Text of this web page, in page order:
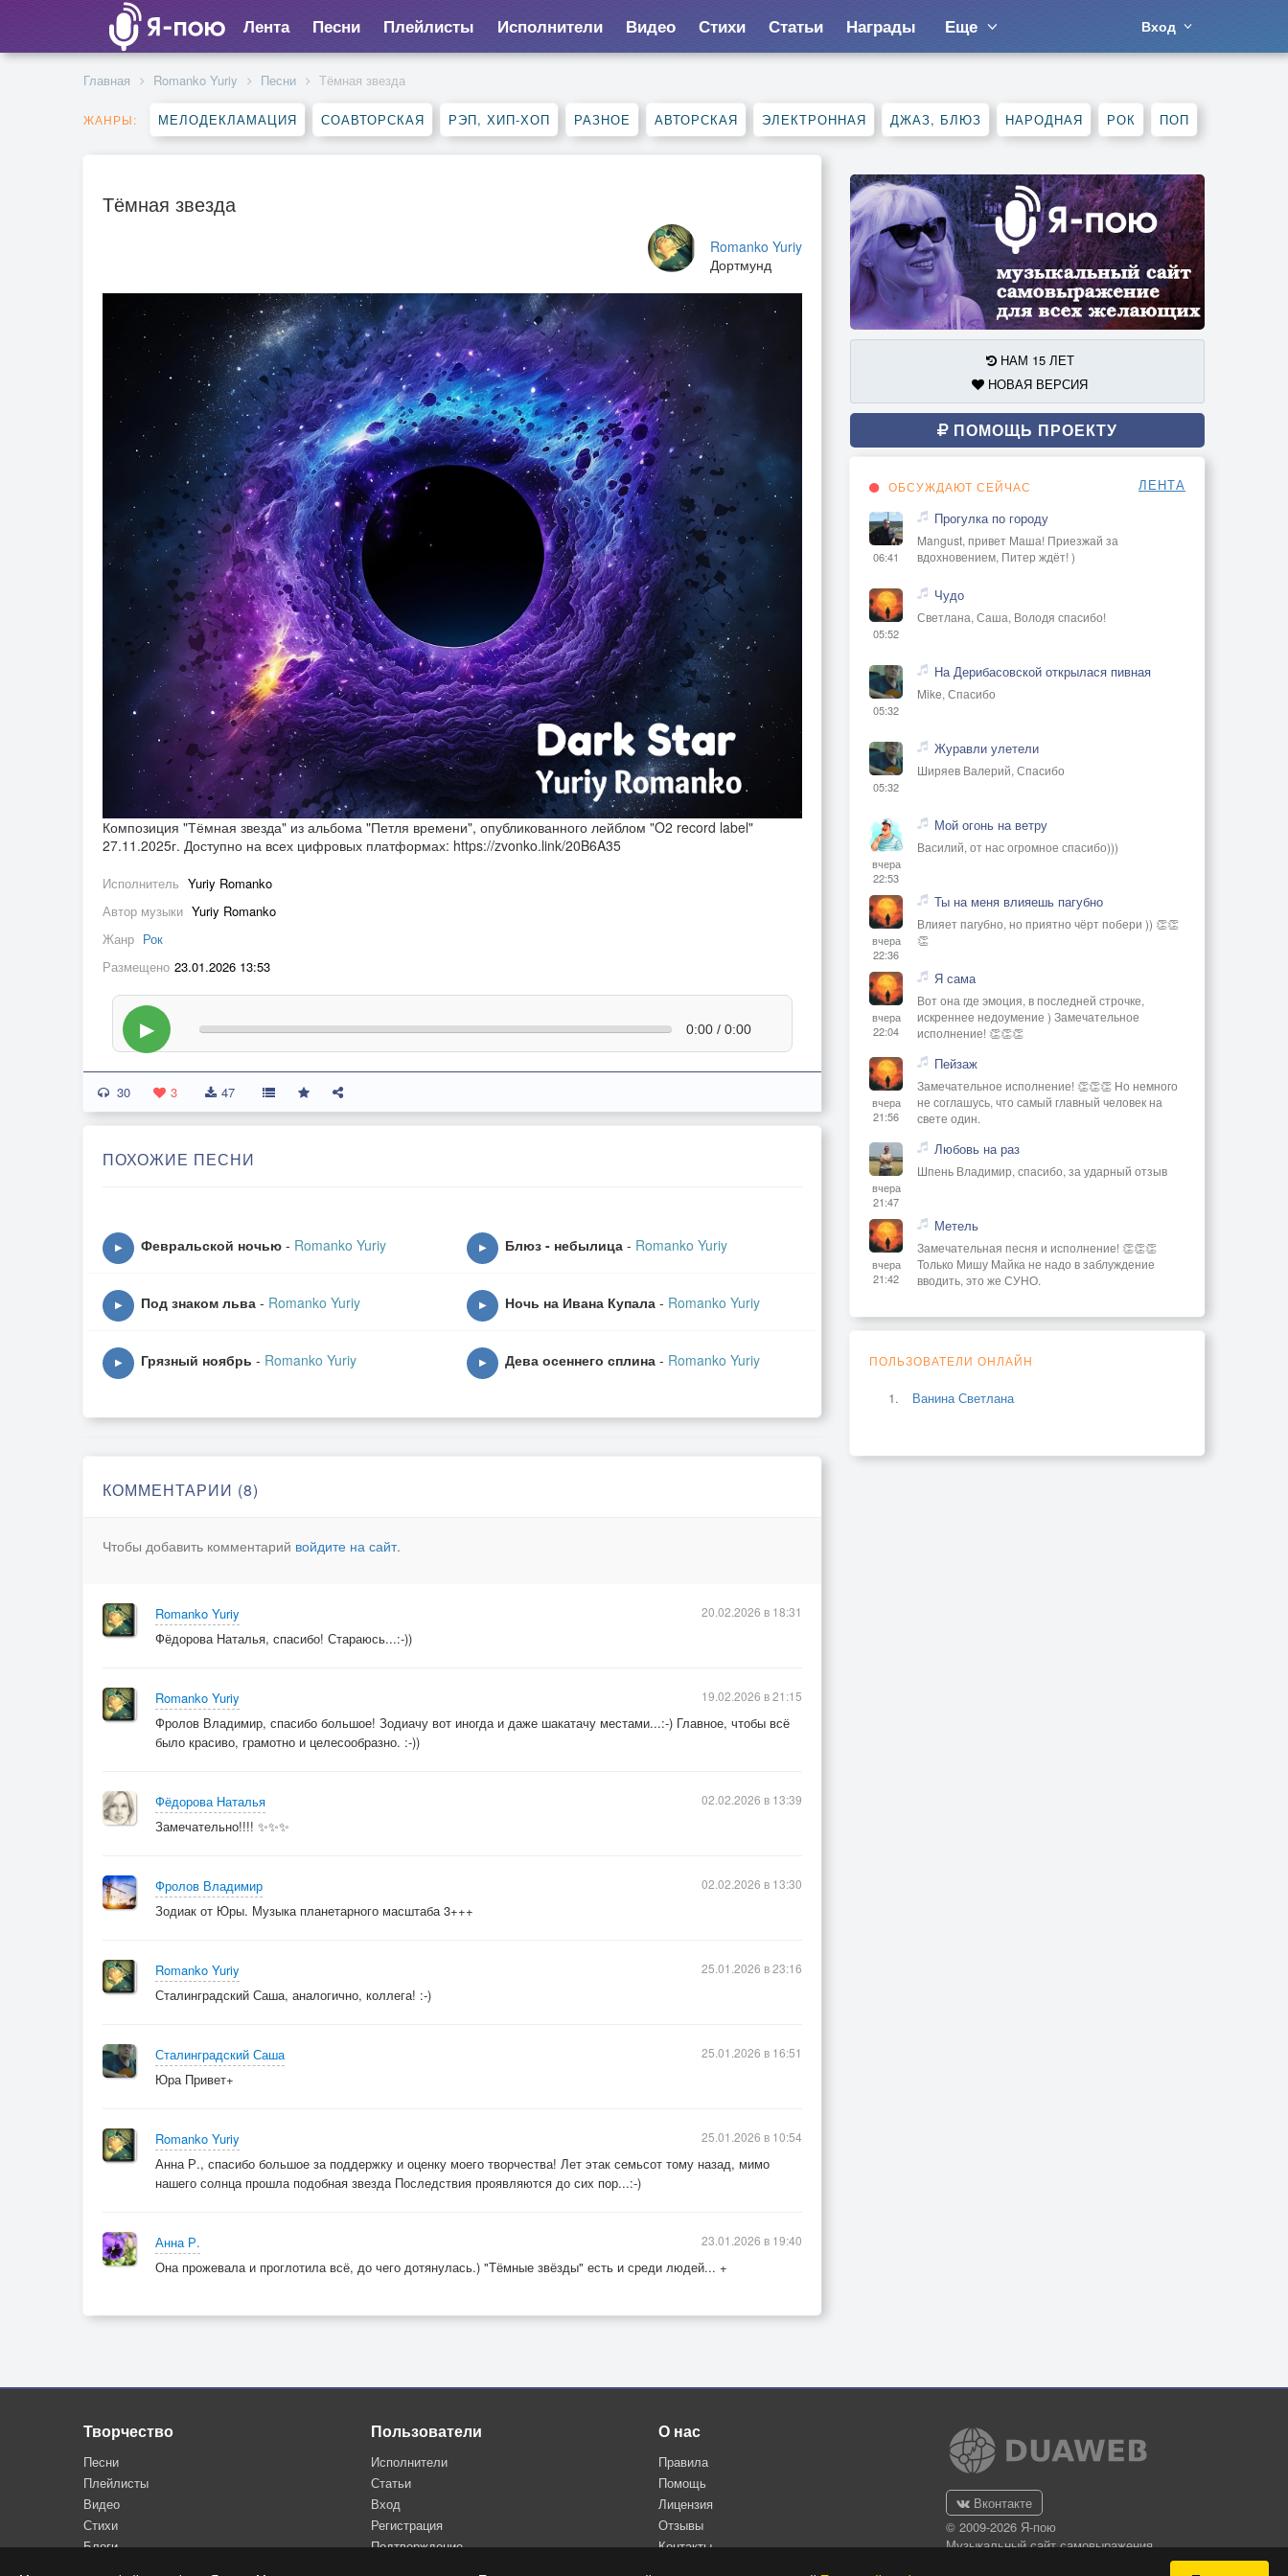
Лента Песни Плейлисты Исполнители Видео Стихи Статьи Награды Еще Вход
Главная Romanko Yuriy Песни Тёмная звезда
ЖАНРЫ: МЕЛОДЕКЛАМАЦИЯ СОАВТОРСКАЯ РЭП, ХИП-ХОП РАЗНОЕ АВТОРСКАЯ ЭЛЕКТРОННАЯ ДЖАЗ, БЛЮЗ НАРОДНАЯ РОК ПОП
Тёмная звезда
Romanko Yuriy
Дортмунд
Композиция "Тёмная звезда" из альбома "Петля времени", опубликованного лейблом "O2 record label"
27.11.2025г. Доступно на всех цифровых платформах: https://zvonko.link/20B6A35
Исполнитель Yuriy Romanko
Автор музыки Yuriy Romanko
Жанр Рок
Размещено 23.01.2026 13:53
▶ 0:00 / 0:00
30 3 47
ПОХОЖИЕ ПЕСНИ
▶ Февральской ночью - Romanko Yuriy ▶ Блюз - небылица - Romanko Yuriy
▶ Под знаком льва - Romanko Yuriy ▶ Ночь на Ивана Купала - Romanko Yuriy
▶ Грязный ноябрь - Romanko Yuriy ▶ Дева осеннего сплина - Romanko Yuriy
КОММЕНТАРИИ (8)
Чтобы добавить комментарий войдите на сайт.
Romanko Yuriy
Фёдорова Наталья, спасибо! Стараюсь...:-))
20.02.2026 в 18:31
Romanko Yuriy
Фролов Владимир, спасибо большое! Зодиачу вот иногда и даже шакатачу местами...:-) Главное, чтобы всё
было красиво, грамотно и целесообразно. :-))
19.02.2026 в 21:15
Фёдорова Наталья
Замечательно!!!! ✨✨✨
02.02.2026 в 13:39
Фролов Владимир
Зодиак от Юры. Музыка планетарного масштаба 3+++
02.02.2026 в 13:30
Romanko Yuriy
Сталинградский Саша, аналогично, коллега! :-)
25.01.2026 в 23:16
Сталинградский Саша
Юра Привет+
25.01.2026 в 16:51
Romanko Yuriy
Анна Р., спасибо большое за поддержку и оценку моего творчества! Лет этак семьсот тому назад, мимо
нашего солнца прошла подобная звезда Последствия проявляются до сих пор...:-)
25.01.2026 в 10:54
Анна Р.
Она прожевала и проглотила всё, до чего дотянулась.) "Тёмные звёзды" есть и среди людей... +
23.01.2026 в 19:40
НАМ 15 ЛЕТ
НОВАЯ ВЕРСИЯ
ПОМОЩЬ ПРОЕКТУ
ОБСУЖДАЮТ СЕЙЧАС ЛЕНТА
06:41
Прогулка по городу
Mangust, привет Маша! Приезжай за
вдохновением, Питер ждёт! )
05:52
Чудо
Светлана, Саша, Володя спасибо!
05:32
На Дерибасовской открылася пивная
Mike, Спасибо
05:32
Журавли улетели
Ширяев Валерий, Спасибо
вчера
22:53
Мой огонь на ветру
Василий, от нас огромное спасибо)))
вчера
22:36
Ты на меня влияешь пагубно
Влияет пагубно, но приятно чёрт побери )) 👏👏
👏
вчера
22:04
Я сама
Вот она где эмоция, в последней строчке,
искреннее недоумение ) Замечательное
исполнение! 👏👏👏
вчера
21:56
Пейзаж
Замечательное исполнение! 👏👏👏 Но немного
не соглашусь, что самый главный человек на
свете один.
вчера
21:47
Любовь на раз
Шпень Владимир, спасибо, за ударный отзыв
вчера
21:42
Метель
Замечательная песня и исполнение! 👏👏👏
Только Мишу Майка не надо в заблуждение
вводить, это же СУНО.
ПОЛЬЗОВАТЕЛИ ОНЛАЙН
Ванина Светлана
Творчество
Песни
Плейлисты
Видео
Стихи
Блоги
Пользователи
Исполнители
Статьи
Вход
Регистрация
Подтверждение
О нас
Правила
Помощь
Лицензия
Отзывы
Контакты
Вконтакте
© 2009-2026 Я-пою
Музыкальный сайт самовыражения